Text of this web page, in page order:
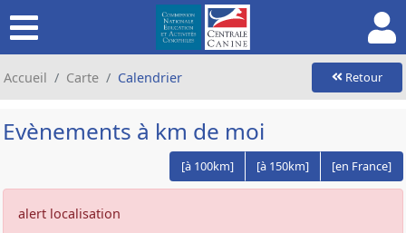
Accueil Carte Calendrier Retour
Evènements à km de moi
[à 100km] [à 150km] [en France]
alert localisation